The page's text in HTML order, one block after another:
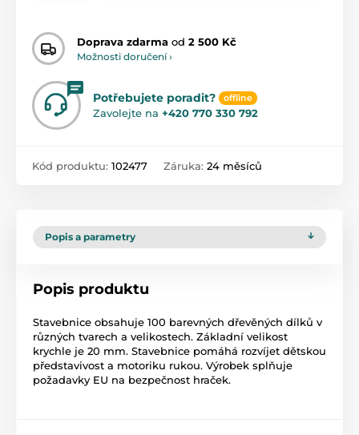
Doprava zdarma od 2 500 Kč
Možnosti doručení ›
Potřebujete poradit? offline
Zavolejte na +420 770 330 792
Kód produktu: 102477 Záruka: 24 měsíců
Popis a parametry
Popis produktu
Stavebnice obsahuje 100 barevných dřevěných dílků v
různých tvarech a velikostech. Základní velikost
krychle je 20 mm. Stavebnice pomáhá rozvíjet dětskou
představivost a motoriku rukou. Výrobek splňuje
požadavky EU na bezpečnost hraček.